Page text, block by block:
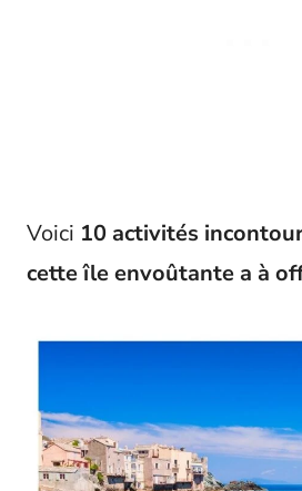
Voici 10 activités
cette île envoûtante a à